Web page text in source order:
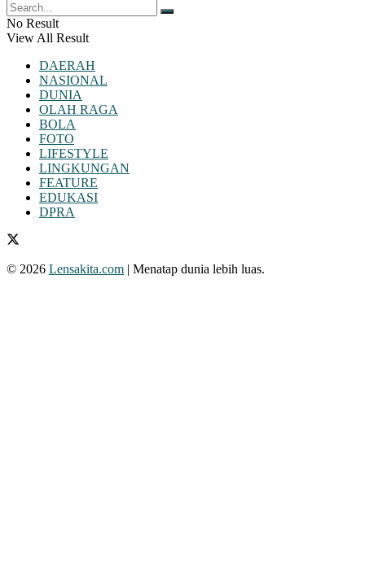
No Result
View All Result
DAERAH
NASIONAL
DUNIA
OLAH RAGA
BOLA
FOTO
LIFESTYLE
LINGKUNGAN
FEATURE
EDUKASI
DPRA
© 2026 Lensakita.com | Menatap dunia lebih luas.